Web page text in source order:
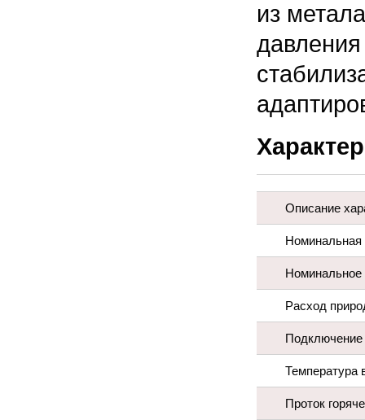
из
давления
Описание
Номинальная
Номинальное
Расход
Подключение
Температура
Проток